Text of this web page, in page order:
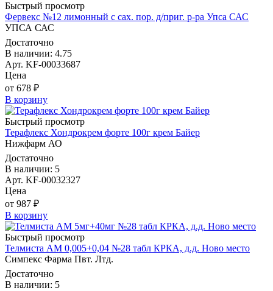
Быстрый просмотр
Фервекс №12 лимонный с сах. пор. д/приг. р-ра Упса САС
УПСА САС
Достаточно
В наличии: 4.75
Арт. KF-00033687
Цена
от 678 ₽
В корзину
Быстрый просмотр
Терафлекс Хондрокрем форте 100г крем Байер
Нижфарм АО
Достаточно
В наличии: 5
Арт. KF-00032327
Цена
от 987 ₽
В корзину
Быстрый просмотр
Телмиста АМ 0,005+0,04 №28 табл КРКА, д.д. Ново место
Симпекс Фарма Пвт. Лтд.
Достаточно
В наличии: 5